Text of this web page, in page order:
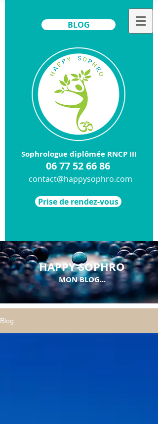
BLOG
Sophrologue diplômée RNCP III
​0677 52 66 86
contact@happysophro.com
Prise de rendez-vous
HAPPY SOPHRO
MON BLOG...
Blog